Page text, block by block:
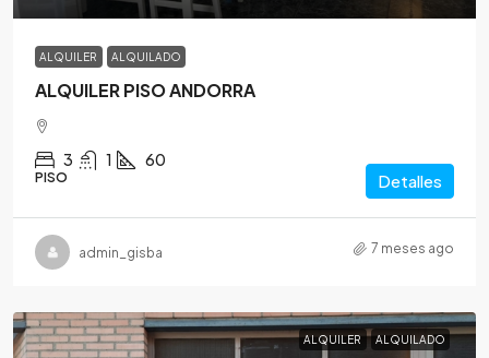
ALQUILER ALQUILADO
ALQUILER PISO ANDORRA
3 1 60
PISO Detalles
admin_gisba 7 meses ago
ALQUILER ALQUILADO